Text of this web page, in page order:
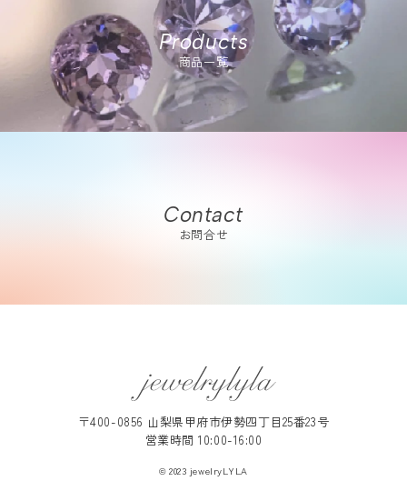
Products
商品一覧
Contact
お問合せ
〒400-0856 山梨県甲府市伊勢四丁目25番23号
営業時間 10:00-16:00
© 2023 jewelryLYLA